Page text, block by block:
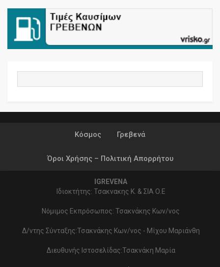
Κόσμος Γρεβενά
Όροι Χρήσης – Πολιτική Απορρήτου
IGREVENA
Ιδιοκτήτης: Τσακνακης Κ. & ΣΙΑ Ο.Ε
Νόμιμος Εκπρόσωπος: Τσακνάκης Κων/νος
Δ/ντης Σύνταξης:Τσακνάκης Κων/νος - Μίχου Μαριάνθη
Διευθυνής Ιστοσελίδας:Τσακνάκη Μαρία